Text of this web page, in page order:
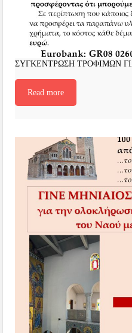
ΣΥΓΚΕΝΤΡΩΣΗ ΤΡΟΦΙΜΩΝ
Read more